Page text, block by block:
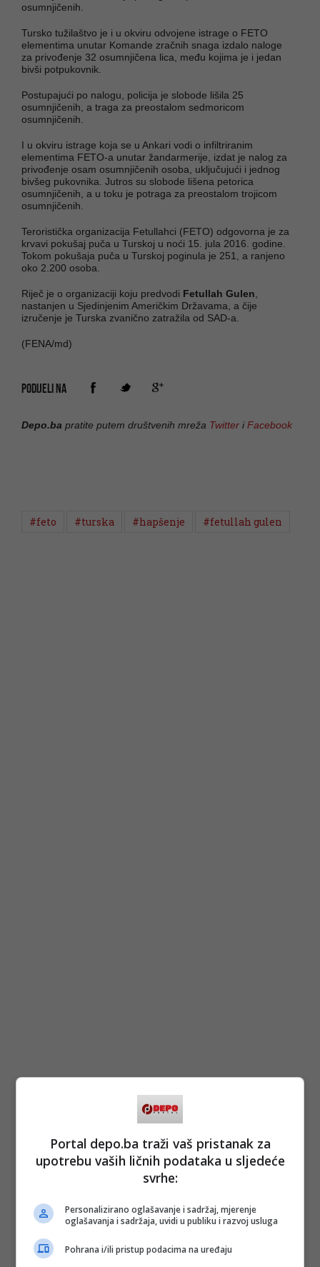
osumnjičenih.
Tursko tužilaštvo je i u okviru odvojene istrage o FETO
elementima unutar Komande zračnih snaga izdalo naloge
za privođenje 32 osumnjičena lica, među kojima je i jedan
bivši potpukovnik.
Postupajući po nalogu, policija je slobode lišila 25
osumnjičenih, a traga za preostalom sedmoricom
osumnjičenih.
I u okviru istrage koja se u Ankari vodi o infiltriranim
elementima FETO-a unutar žandarmerije, izdat je nalog za
privođenje osam osumnjičenih osoba, uključujući i jednog
bivšeg pukovnika. Jutros su slobode lišena petorica
osumnjičenih, a u toku je potraga za preostalom trojicom
osumnjičenih.
Teroristička organizacija Fetullahci (FETO) odgovorna je za
krvavi pokušaj puča u Turskoj u noći 15. jula 2016. godine.
Tokom pokušaja puča u Turskoj poginula je 251, a ranjeno
oko 2.200 osoba.
Riječ je o organizaciji koju predvodi Fetullah Gulen
nastanjen u Sjedinjenim Američkim Državama, a čije
izručenje je Turska zvanično zatražila od SAD-a.
(FENA/md)
PODIJELI NA
Depo.ba pratite putem društvenih mreža Twitter iFacebook
#feto #turska #hapšenje #fetullah gulen
Portal depo.ba traži vaš pristanak za
upotrebu vaših ličnih podataka u sljedeće
svrhe:
Personalizirano oglašavanje i sadržaj, mjerenje
oglašavanja i sadržaja, uvidi u publiku i razvoj usluga
Pohrana i/ili pristup podacima na uređaju